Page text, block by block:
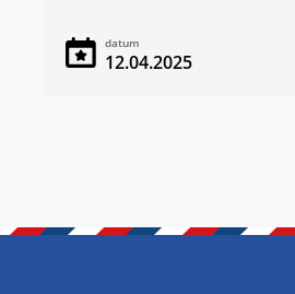
datum
12.04.2025